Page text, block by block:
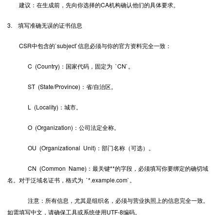
建议：在生成前，先向你选择的CA机构确认他们的具体要求。
3. 填写准确无误的证书信息
CSR中包含的`subject`信息必须与你的官方资料完全一致：
C (Country)：国家代码，固定为 `CN`。
ST (State/Province)：省/自治区。
L (Locality)：城市。
O (Organization)：公司法定全称。
OU (Organizational Unit)：部门名称（可选）。
CN (Common Name)：最关键**的字段，必须填写你要绑定的确切域
名。对于泛域名证书，格式为 `*.example.com`。
注意：所有信息，尤其是组织名，必须与营业执照上的信息完全一致。
如需填写中文，请确保工具或系统使用UTF-8编码。